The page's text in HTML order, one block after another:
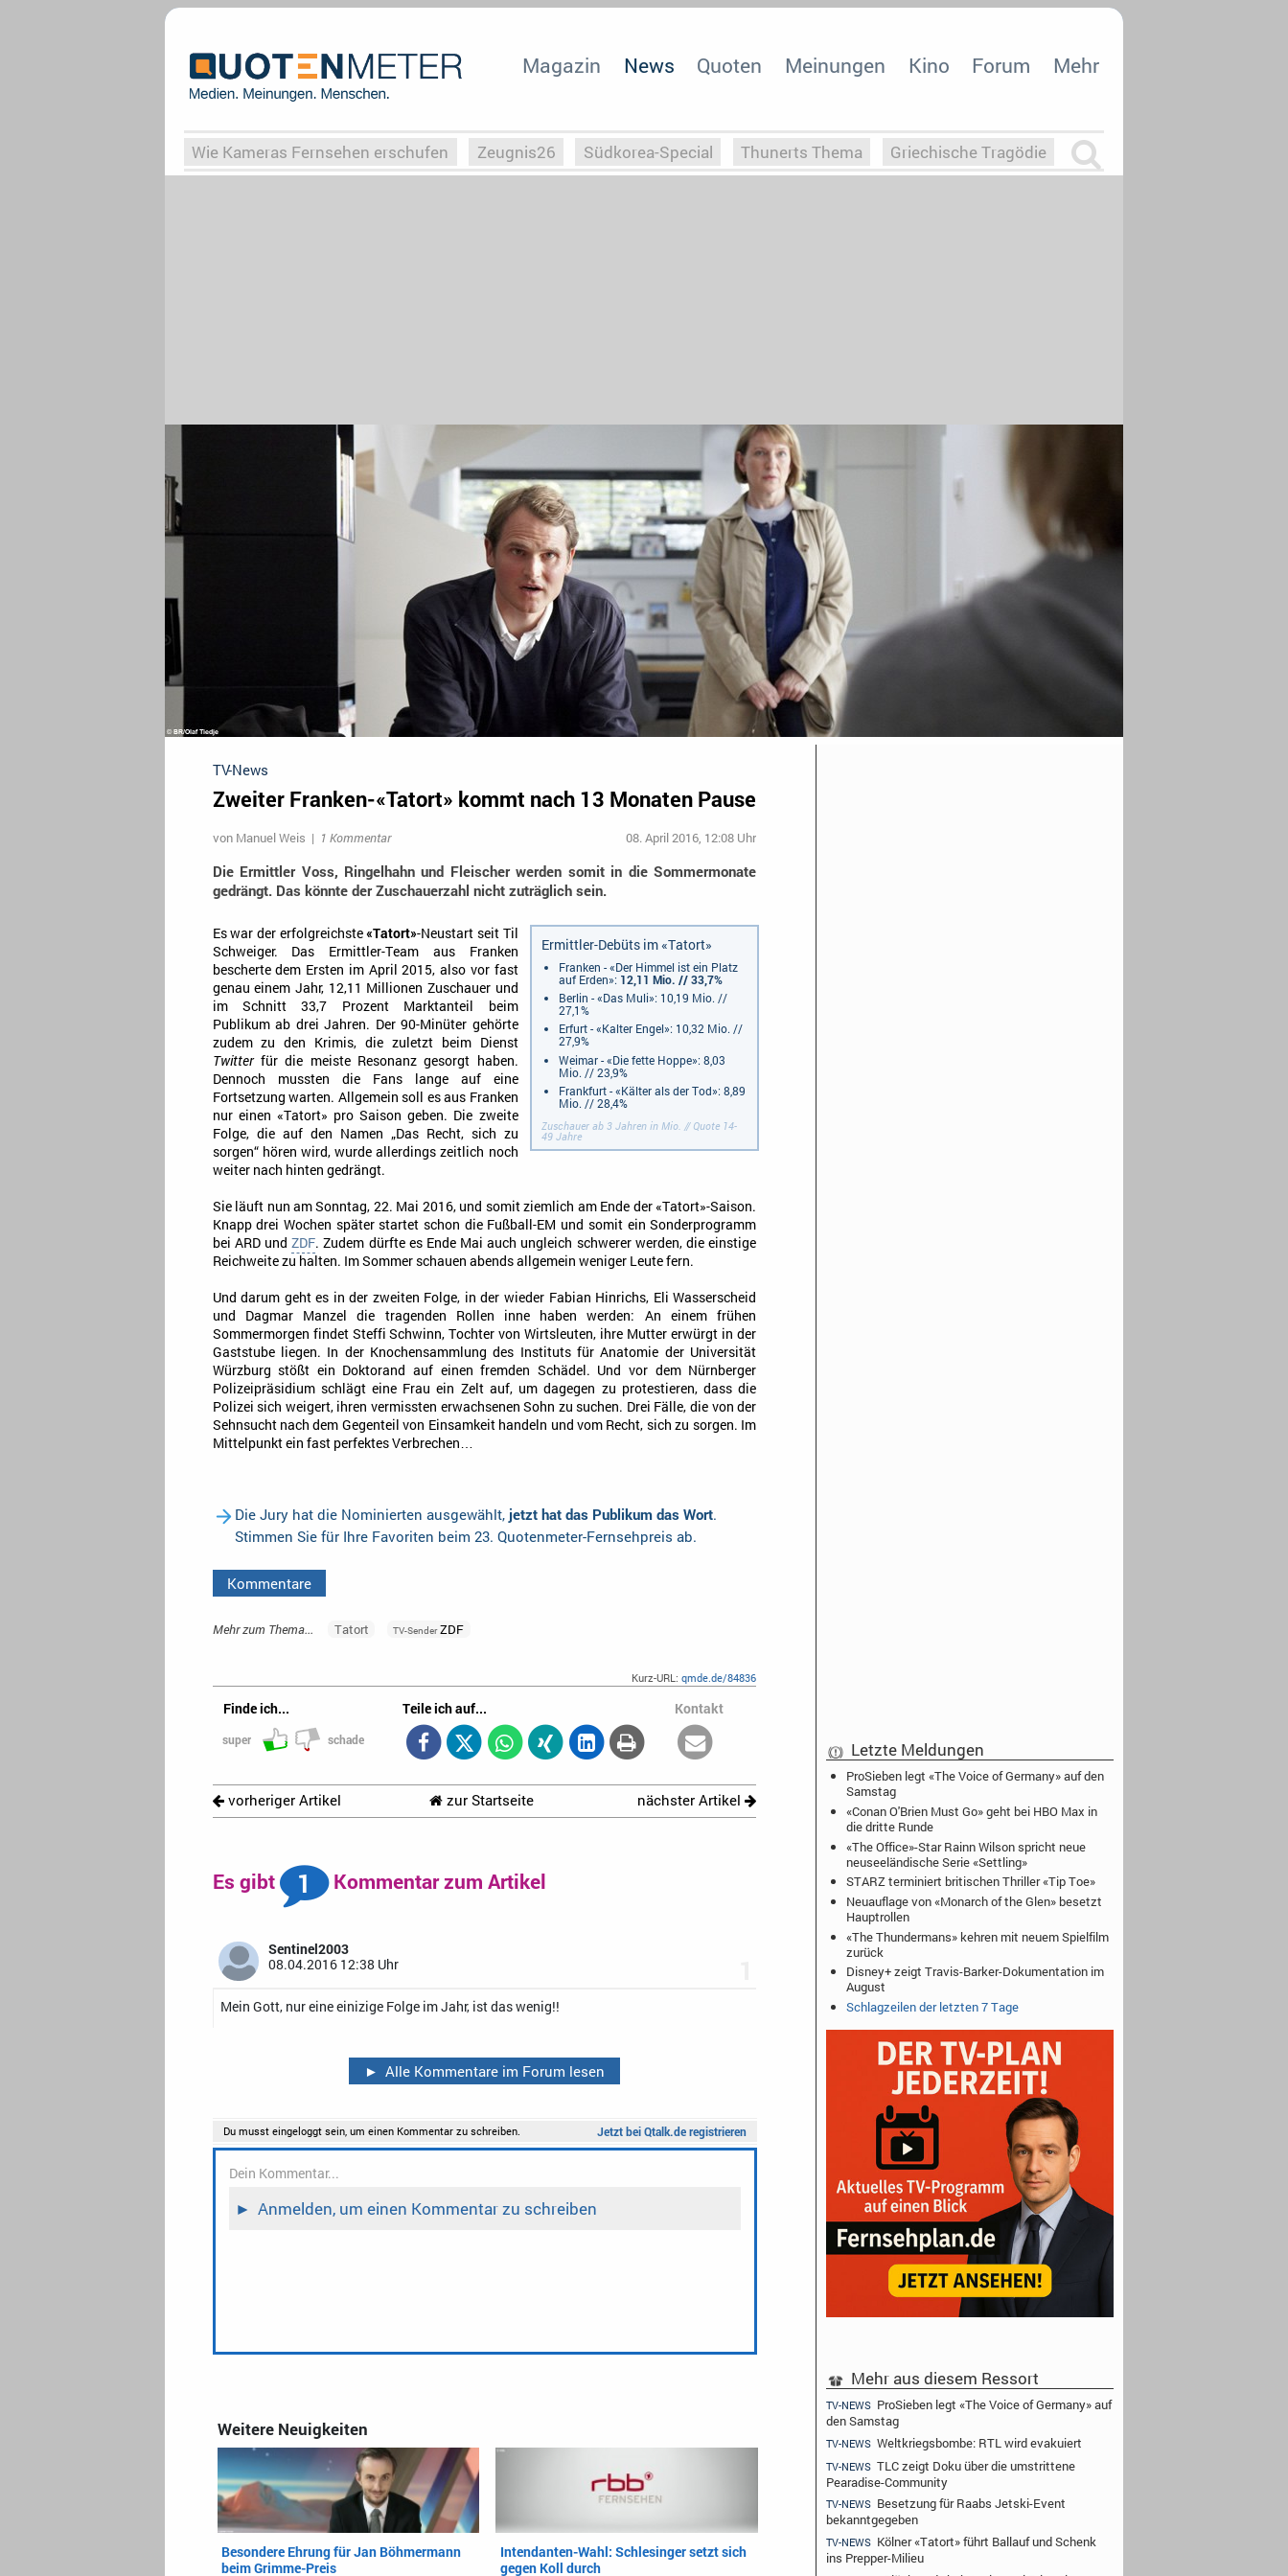
Magazin News Quoten Meinungen Kino Forum Mehr
Wie Kameras Fernsehen erschufen Zeugnis26 Südkorea-Special Thunerts Thema Griechische Tragödie
TV-News
Zweiter Franken-«Tatort» kommt nach 13 Monaten Pause
von Manuel Weis | 1 Kommentar 08. April 2016, 12:08 Uhr
Die Ermittler Voss, Ringelhahn und Fleischer werden somit in die Sommermonate
gedrängt. Das könnte der Zuschauerzahl nicht zuträglich sein.
Ermittler-Debüts im «Tatort»
Franken - «Der Himmel ist ein Platz
auf Erden»: 12,11 Mio. // 33,7%
Berlin - «Das Muli»: 10,19 Mio. //
27,1%
Erfurt - «Kalter Engel»: 10,32 Mio. //
27,9%
Weimar - «Die fette Hoppe»: 8,03
Mio. // 23,9%
Frankfurt - «Kälter als der Tod»: 8,89
Mio. // 28,4%
Zuschauer ab 3 Jahren in Mio. // Quote 14-
49 Jahre
Es war der erfolgreichste«Tatort»-Neustart seit Til
Schweiger. Das Ermittler-Team aus Franken
bescherte dem Ersten im April 2015, also vor fast
genau einem Jahr, 12,11 Millionen Zuschauer und
im Schnitt 33,7 Prozent Marktanteil beim
Publikum ab drei Jahren. Der 90-Minüter gehörte
zudem zu den Krimis, die zuletzt beim Dienst
Twitterfür die meiste Resonanz gesorgt haben.
Dennoch mussten die Fans lange auf eine
Fortsetzung warten. Allgemein soll es aus Franken
nur einen «Tatort» pro Saison geben. Die zweite
Folge, die auf den Namen „Das Recht, sich zu
sorgen“ hören wird, wurde allerdings zeitlich noch
weiter nach hinten gedrängt.
Sie läuft nun am Sonntag, 22. Mai 2016, und somit ziemlich am Ende der «Tatort»-Saison.
Knapp drei Wochen später startet schon die Fußball-EM und somit ein Sonderprogramm
bei ARD undZDF. Zudem dürfte es Ende Mai auch ungleich schwerer werden, die einstige
Reichweite zu halten. Im Sommer schauen abends allgemein weniger Leute fern.
Und darum geht es in der zweiten Folge, in der wieder Fabian Hinrichs, Eli Wasserscheid
und Dagmar Manzel die tragenden Rollen inne haben werden: An einem frühen
Sommermorgen findet Steffi Schwinn, Tochter von Wirtsleuten, ihre Mutter erwürgt in der
Gaststube liegen. In der Knochensammlung des Instituts für Anatomie der Universität
Würzburg stößt ein Doktorand auf einen fremden Schädel. Und vor dem Nürnberger
Polizeipräsidium schlägt eine Frau ein Zelt auf, um dagegen zu protestieren, dass die
Polizei sich weigert, ihren vermissten erwachsenen Sohn zu suchen. Drei Fälle, die von der
Sehnsucht nach dem Gegenteil von Einsamkeit handeln und vom Recht, sich zu sorgen. Im
Mittelpunkt ein fast perfektes Verbrechen…
Die Jury hat die Nominierten ausgewählt, jetzt hat das Publikum das Wort.
Stimmen Sie für Ihre Favoriten beim 23. Quotenmeter-Fernsehpreis ab.
Kommentare
Mehr zum Thema... Tatort TV-SenderZDF
Kurz-URL:qmde.de/84836
Finde ich...
super schade
Teile ich auf... Kontakt
vorheriger Artikel zur Startseite nächster Artikel
Es gibt 1 Kommentar zum Artikel
Sentinel2003
08.04.2016 12:38 Uhr
Mein Gott, nur eine einizige Folge im Jahr, ist das wenig!!
► Alle Kommentare im Forum lesen
Weitere Neuigkeiten
Besondere Ehrung für Jan Böhmermann
beim Grimme-Preis
Intendanten-Wahl: Schlesinger setzt sich
gegen Koll durch
Letzte Meldungen
ProSieben legt «The Voice of Germany» auf den
Samstag
«Conan O'Brien Must Go» geht bei HBO Max in
die dritte Runde
«The Office»-Star Rainn Wilson spricht neue
neuseeländische Serie «Settling»
STARZ terminiert britischen Thriller «Tip Toe»
Neuauflage von «Monarch of the Glen» besetzt
Hauptrollen
«The Thundermans» kehren mit neuem Spielfilm
zurück
Disney+ zeigt Travis-Barker-Dokumentation im
August
Schlagzeilen der letzten 7 Tage
Mehr aus diesem Ressort
TV-NEWS ProSieben legt «The Voice of Germany» auf
den Samstag
TV-NEWS Weltkriegsbombe: RTL wird evakuiert
TV-NEWS TLC zeigt Doku über die umstrittene
Pearadise-Community
TV-NEWS Besetzung für Raabs Jetski-Event
bekanntgegeben
TV-NEWS Kölner «Tatort» führt Ballauf und Schenk
ins Prepper-Milieu